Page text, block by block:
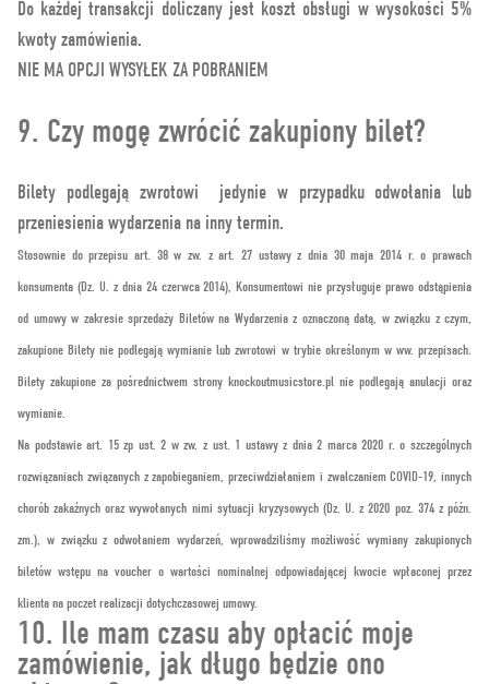
Do każdej transakcji doliczany jest koszt obsługi w wysokości 5%
kwoty zamówienia.
NIE MA OPCJI WYSYŁEK ZA POBRANIEM
9. Czy mogę zwrócić zakupiony bilet?
Bilety podlegają zwrotowi jedynie w przypadku odwołania lub
przeniesienia wydarzenia na inny termin.
Stosownie do przepisu art. 38 w zw. z art. 27 ustawy z dnia 30 maja 2014 r. o prawach
konsumenta (Dz. U. z dnia 24 czerwca 2014), Konsumentowi nie przysługuje prawo odstąpienia
od umowy w zakresie sprzedaży Biletów na Wydarzenia z oznaczoną datą, w związku z czym,
zakupione Bilety nie podlegają wymianie lub zwrotowi w trybie określonym w ww. przepisach.
Bilety zakupione za pośrednictwem strony knockoutmusicstore.pl nie podlegają anulacji oraz
wymianie.
Na podstawie art. 15 zp ust. 2 w zw. z ust. 1 ustawy z dnia 2 marca 2020 r. o szczególnych
rozwiązaniach związanych z zapobieganiem, przeciwdziałaniem i zwalczaniem COVID-19, innych
chorób zakaźnych oraz wywołanych nimi sytuacji kryzysowych (Dz. U. z 2020 poz. 374 z późn.
zm.), w związku z odwołaniem wydarzeń, wprowadziliśmy możliwość wymiany zakupionych
biletów wstępu na voucher o wartości nominalnej odpowiadającej kwocie wpłaconej przez
klienta na poczet realizacji dotychczasowej umowy.
10. Ile mam czasu aby opłacić moje
zamówienie, jak długo będzie ono